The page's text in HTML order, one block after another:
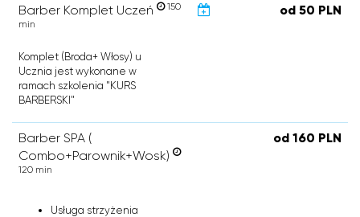
Barber Komplet Uczeń
150
min
od 50 PLN
Komplet (Broda+ Włosy) u
Ucznia jest wykonane w
ramach szkolenia "KURS
BARBERSKI"
Barber SPA (
Combo+Parownik+Wosk)
120 min
od 160 PLN
Usługa strzyżenia